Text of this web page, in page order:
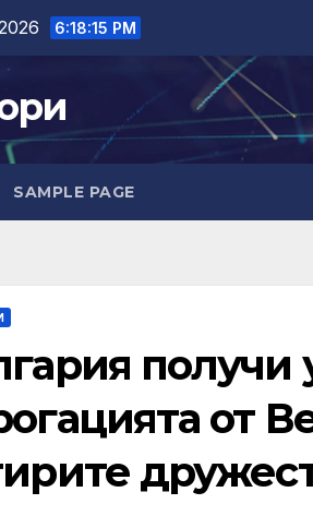
6:18:16 PM
SAMPLE PAGE
от